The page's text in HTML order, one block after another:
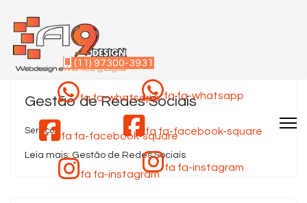
(11) 97300-3931
fa fa-whatsapp
fa fa-facebook-square
fa fa-instagram
fa fa-whatsapp
fa fa-facebook-square
fa fa-instagram
Gestão de Redes Sociais
Serviços
Leia mais: Gestão de Redes Sociais